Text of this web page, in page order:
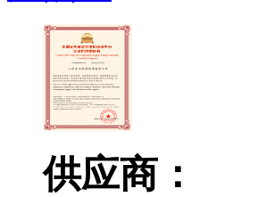
供应商：